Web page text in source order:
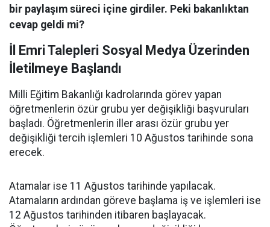
bir paylaşım süreci içine girdiler. Peki bakanlıktan
cevap geldi mi?
İl Emri Talepleri Sosyal Medya Üzerinden
İletilmeye Başlandı
Milli Eğitim Bakanlığı kadrolarında görev yapan
öğretmenlerin özür grubu yer değişikliği başvuruları
başladı. Öğretmenlerin iller arası özür grubu yer
değişikliği tercih işlemleri 10 Ağustos tarihinde sona
erecek.
Atamalar ise 11 Ağustos tarihinde yapılacak.
Atamaların ardından göreve başlama iş ve işlemleri ise
12 Ağustos tarihinden itibaren başlayacak.